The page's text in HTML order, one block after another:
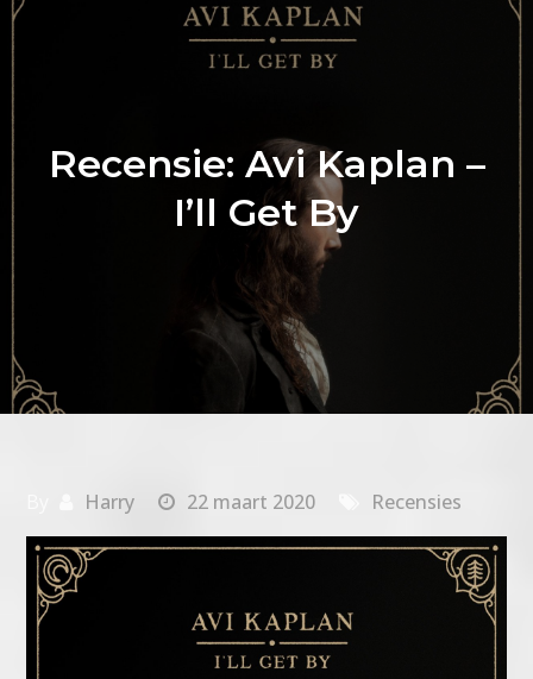
Recensie: Avi Kaplan –
I’ll Get By
Harry 22 maart 2020 Recensies